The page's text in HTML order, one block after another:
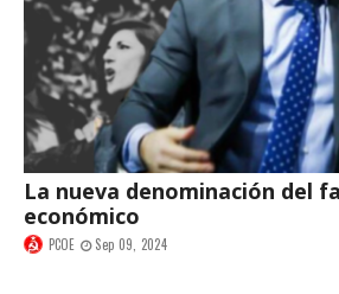
La nueva denominación del
económico
PCOE Sep 09, 2024